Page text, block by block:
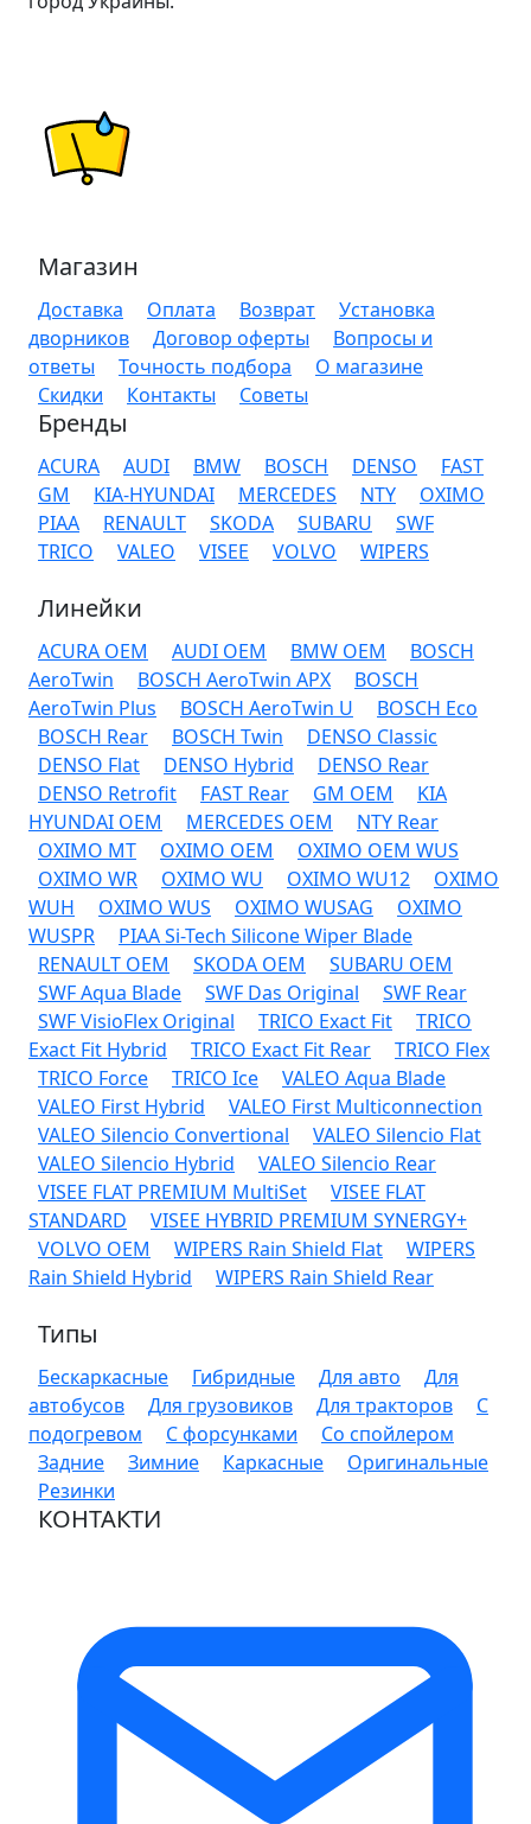
Магазин
Доставка Оплата Возврат
Установка
дворников
Договор оферты
Вопросы и
ответы
Точность подбора
О магазине
Скидки
Контакты Советы
Бренды
ACURA AUDI BMW BOSCH DENSO
FAST
GM
KIA-HYUNDAI MERCEDES NTY
OXIMO
PIAA
RENAULT SKODA SUBARU
SWF
TRICO
VALEO VISEE VOLVO WIPERS
Линейки
ACURA OEM AUDI OEM BMW OEM
BOSCH
AeroTwin
BOSCH AeroTwin APX
BOSCH
AeroTwin Plus
BOSCH AeroTwin U
BOSCH Eco
BOSCH Rear
BOSCH Twin
DENSO Classic
DENSO Flat
DENSO Hybrid
DENSO Rear
DENSO Retrofit
FAST Rear GM OEM
KIA
HYUNDAI OEM
MERCEDES OEM
NTY Rear
OXIMO MT
OXIMO OEM
OXIMO OEM WUS
OXIMO WR
OXIMO WU OXIMO WU12
OXIMO
WUH
OXIMO WUS OXIMO WUSAG
OXIMO
WUSPR
PIAA Si-Tech Silicone Wiper Blade
RENAULT OEM
SKODA OEM
SUBARU OEM
SWF Aqua Blade
SWF Das Original
SWF Rear
SWF VisioFlex Original
TRICO Exact Fit
TRICO
Exact Fit Hybrid
TRICO Exact Fit Rear
TRICO Flex
TRICO Force
TRICO Ice
VALEO Aqua Blade
VALEO First Hybrid
VALEO First Multiconnection
VALEO Silencio Convertional
VALEO Silencio Flat
VALEO Silencio Hybrid
VALEO Silencio Rear
VISEE FLAT PREMIUM MultiSet
VISEE FLAT
STANDARD
VISEE HYBRID PREMIUM SYNERGY+
VOLVO OEM
WIPERS Rain Shield Flat
WIPERS
Rain Shield Hybrid
WIPERS Rain Shield Rear
Типы
Бескаркасные Гибридные Для авто
Для
автобусов
Для грузовиков Для тракторов
С
подогревом
С форсунками
Со спойлером
Задние
Зимние Каркасные
Оригинальные
Резинки
КОНТАКТИ